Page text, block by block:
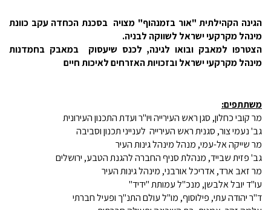
הגינה הקהילתית "אור בזמנהוף" מצויה בסכנת הכחדה עקב כוונת
מינהל מקרקעי ישראל לשווקה לבניה.
הצטרפו למאבק ובואו לגינה, לכנס שיעסוק במאבק בחמדנות
מינהל מקרקעי ישראל ובזכויות האזרחים לאיכות חיים
משתתפים:
מר קובי כחלון, סגן ראש העירייה ויו"ר ועדת התכנון העירונית
גב' נעמי צור, סגנית ראש העירייה לענייני תכנון וסביבה
מר שייקה אל-עמי, מנהל מינהל גינות העיר
גב' פזית שבייד, מנהלת סניף החברה להגנת הטבע, ירושלים
מר זאב ארד, אדריכל אורבני, מינהל גינות העיר
עו"ד יובל אלבשן, מנכ"ל עמותת "ידיד"
ד"ר יהודה עתי, פילוסוף, מו"ל עולם התנ"ך ופעיל חברתי